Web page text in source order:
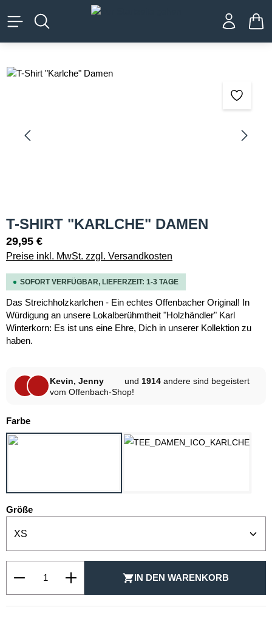
springen
Bildergalerie überspringen
T-SHIRT "KARLCHE" DAMEN
29,95 €
Preise inkl. MwSt. zzgl. Versandkosten
SOFORT VERFÜGBAR, LIEFERZEIT: 1-3 TAGE
Das Streichholzkarlchen - Ein echtes Offenbacher Original! In
Würdigung an unsere Lokalberühmtheit "Holzhändler" Karl
Winterkorn: Es ist uns eine Ehre, Dich in unserer Kollektion zu
haben.
Kevin, Jenny und 1914 andere sind begeistert
vom Offenbach-Shop!
Farbeauswählen
Größeauswählen
IN DEN WARENKORB